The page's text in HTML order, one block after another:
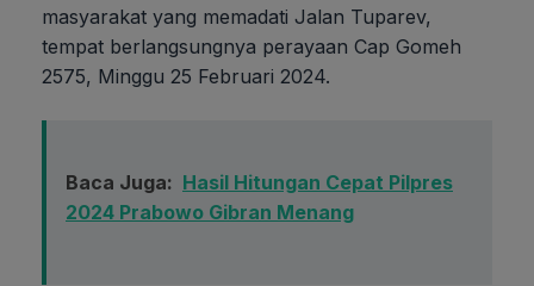
masyarakat yang memadati Jalan Tuparev,
tempat berlangsungnya perayaan Cap Gomeh
2575, Minggu 25 Februari 2024.
Baca Juga: Hasil Hitungan Cepat Pilpres
2024 Prabowo Gibran Menang